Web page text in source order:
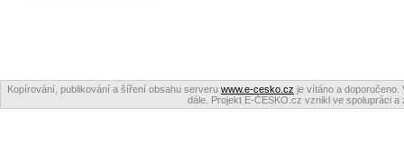
Kopírování, publikování a šíření obsahu serveru www.e-cesko.cz je vítáno a doporučeno.
dále. Projekt E-ČESKO.cz vznikl ve spolupráci